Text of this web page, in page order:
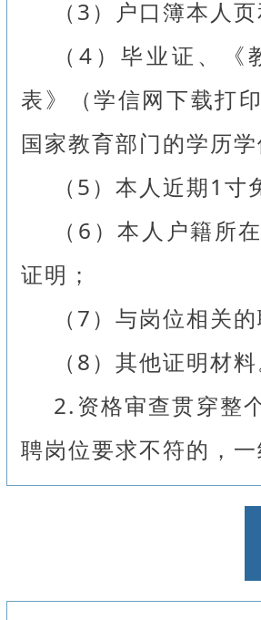
（3）户口簿本人
（4）毕业证、
表》（学信网下载打
国家教育部门的学历
（5）本人近期1
（6）本人户籍所
证明；
（7）与岗位相关
（8）其他证明材
2.资格审查贯穿整
聘岗位要求不符的，